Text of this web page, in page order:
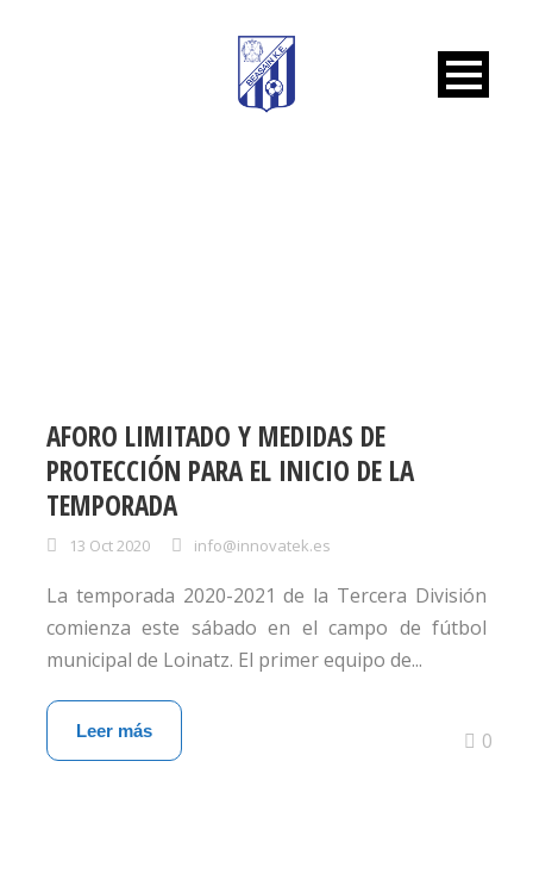
AFORO LIMITADO Y MEDIDAS DE
PROTECCIÓN PARA EL INICIO DE LA
TEMPORADA
13 Oct 2020 info@innovatek.es
La temporada 2020-2021 de la Tercera División
comienza este sábado en el campo de fútbol
municipal de Loinatz. El primer equipo de...
Leer más 0